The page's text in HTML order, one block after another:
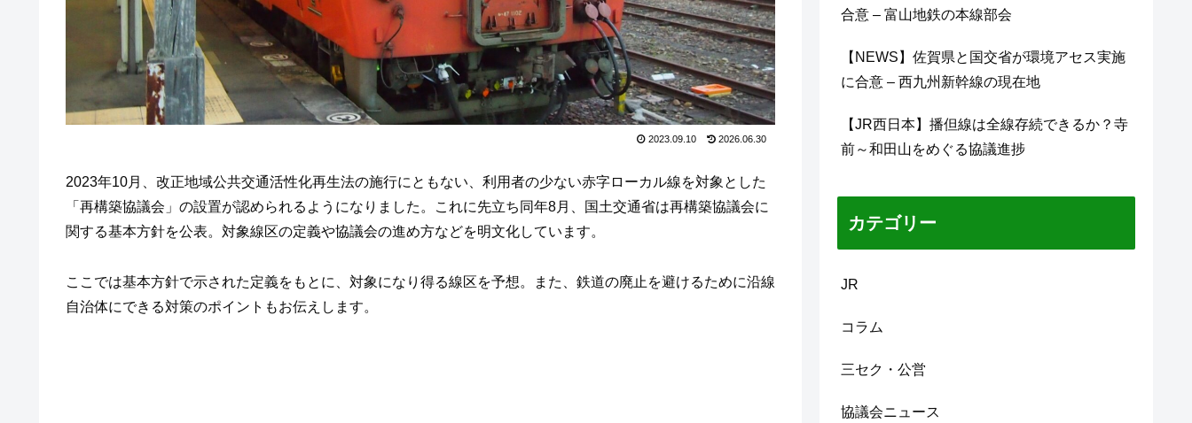
2023.09.10 2026.06.30
2023年10月、改正地域公共交通活性化再生法の施行にともない、利用者の少ない赤字ローカル線を対象とした
「再構築協議会」の設置が認められるようになりました。これに先立ち同年8月、国土交通省は再構築協議会に
関する基本方針を公表。対象線区の定義や協議会の進め方などを明文化しています。
ここでは基本方針で示された定義をもとに、対象になり得る線区を予想。また、鉄道の廃止を避けるために沿線
自治体にできる対策のポイントもお伝えします。
合意 – 富山地鉄の本線部会
【NEWS】佐賀県と国交省が環境アセス実施
に合意 – 西九州新幹線の現在地
【JR西日本】播但線は全線存続できるか？寺
前～和田山をめぐる協議進捗
カテゴリー
JR
コラム
三セク・公営
協議会ニュース